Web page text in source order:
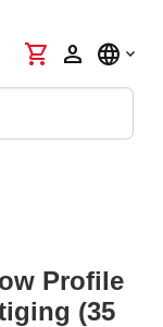
shopping_cart person language
Profile
(35